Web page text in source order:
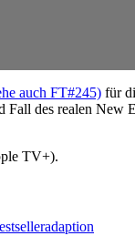
auch FT#245) für
Fall des realen New
TV+).